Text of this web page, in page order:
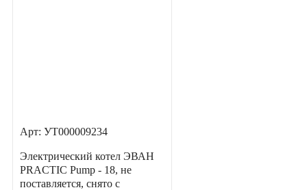
Арт: УТ000009234
Электрический котел ЭВАН
PRACTIC Pump - 18, не
поставляется, снято с